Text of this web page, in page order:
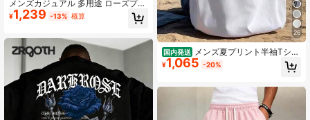
メンズカジュアル 多用途 ローズプリ
ント カンガルーポケット ドロースト
リング付きパーカー 秋冬
¥1,239 -13% 概算
26
国内発送
メンズ夏プリント半袖Tシャ
ツ、多機能スポーツカジュアル半袖
トップス
¥1,065 -20%